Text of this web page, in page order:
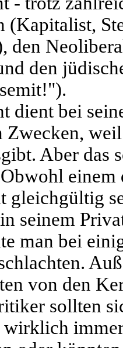
(Kapitalist,
den
den
dient bei
Zwecken,
Aber
einem
gleichgültig
seinem
man bei
von den
sollten
wirklich